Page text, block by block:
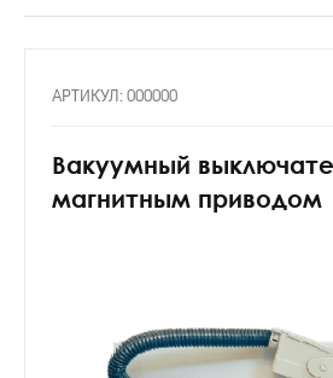
АРТИКУЛ: 000000
Вакуумный
магнитным приводом